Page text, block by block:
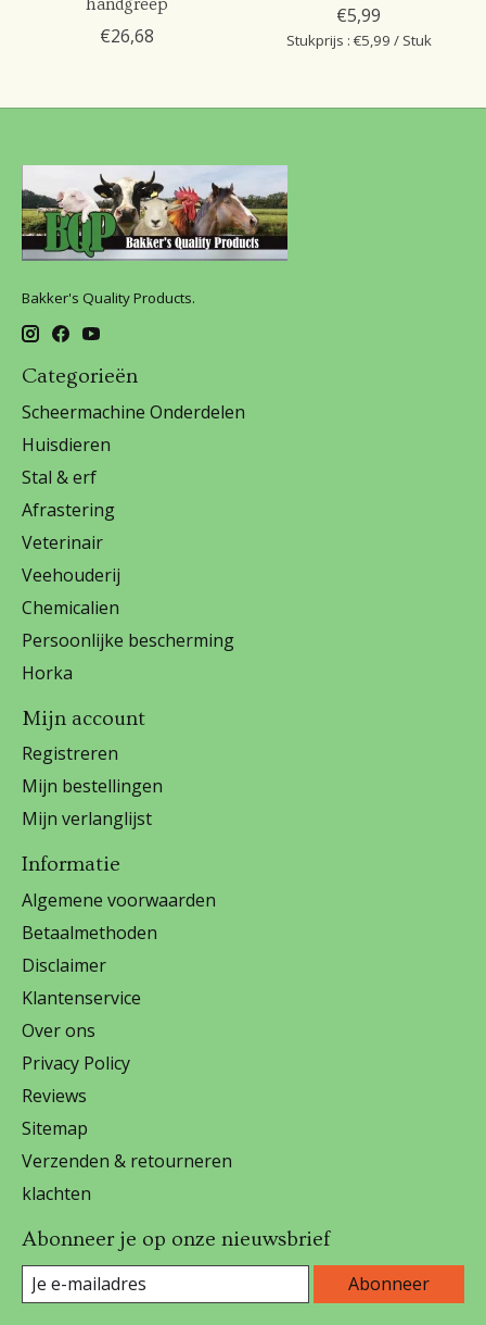
€26,68
€5,99
Stukprijs : €5,99 / Stuk
Bakker's Quality Products.
Categorieën
Scheermachine Onderdelen
Huisdieren
Stal & erf
Afrastering
Veterinair
Veehouderij
Chemicalien
Persoonlijke bescherming
Horka
Mijn account
Registreren
Mijn bestellingen
Mijn verlanglijst
Informatie
Algemene voorwaarden
Betaalmethoden
Disclaimer
Klantenservice
Over ons
Privacy Policy
Reviews
Sitemap
Verzenden & retourneren
klachten
Abonneer je op onze nieuwsbrief
Abonneer